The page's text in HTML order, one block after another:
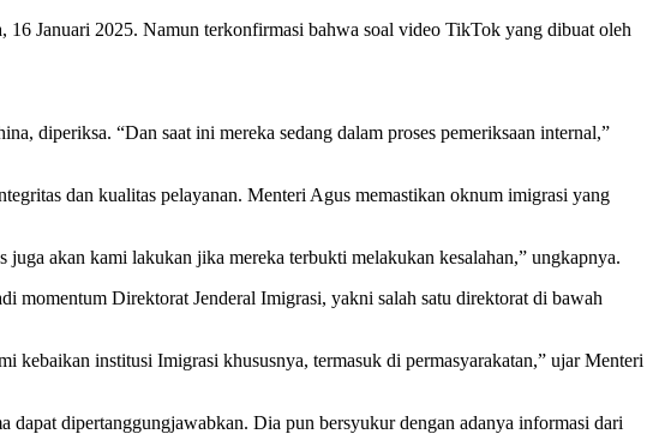
Januari 2025. Namun terkonfirmasi bahwa soal video TikTok yang dibuat oleh
diperiksa. “Dan saat ini mereka sedang dalam proses pemeriksaan internal,”
dan kualitas pelayanan. Menteri Agus memastikan oknum imigrasi yang
akan kami lakukan jika mereka terbukti melakukan kesalahan,” ungkapnya.
momentum Direktorat Jenderal Imigrasi, yakni salah satu direktorat di bawah
kebaikan institusi Imigrasi khususnya, termasuk di permasyarakatan,” ujar Menteri
dipertanggungjawabkan. Dia pun bersyukur dengan adanya informasi dari